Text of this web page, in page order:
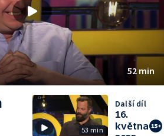
52 min
53 min
Další díl
16.
května